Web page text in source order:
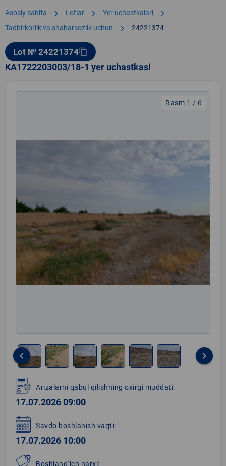
Asosiy sahifa chevron_right Lotlar chevron_right Yer uchastkalari chevron_right
Tadbirkorlik va shaharsozlik uchun chevron_right 24221374
Lot № 24221374content_copy
KA1722203003/18-1 yer uchastkasi
Rasm 1 / 6
1
of
6
keyboard_arrow_left keyboard_arrow_right
Arizalarni qabul qilishning oxirgi muddati:
17.07.2026 09:00
Savdo boshlanish vaqti:
17.07.2026 10:00
Boshlang‘ich narxi: